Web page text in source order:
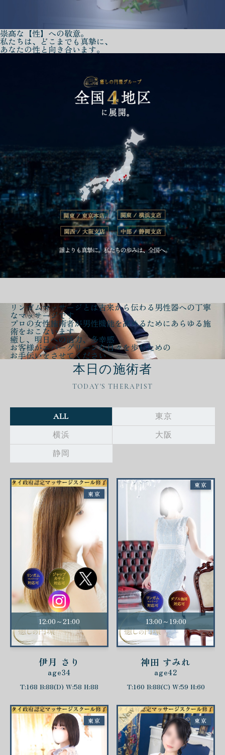
崇高な【性】への敬意。
私たちは、どこまでも真摯に、
あなたの性と向き合います。
リンガムマッサージとは古来から伝わる男性器への丁寧
なマッサージです
プロの女性施術者が男性機能を高める ためにあらゆる施
術をおこないます
癒し、明日への活力、多幸感
お客様がエバーグリーンな日々を歩むための
お手伝いをさせてください
本日の施術者
TODAY'S THERAPIST
ALL
東京
横浜
大阪
静岡
12:00～21:00
伊月 さり
age34
T:168 B:88(D) W:58 H:88
東京
13:00～19:00
神田 すみれ
age42
T:160 B:88(C) W:59 H:60
東京
東京 東京